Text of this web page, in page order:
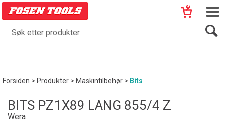
Forsiden>Produkter>Maskintilbehør> Bits
BITS PZ1X89 LANG 855/4 Z
Wera